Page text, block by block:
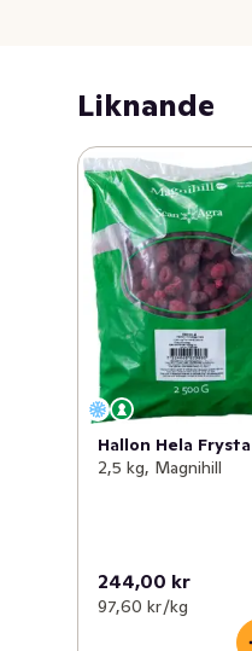
Liknande
Hallon Hela Frysta
2,5 kg, Magnihill
244,00 kr
97,60 kr /kg